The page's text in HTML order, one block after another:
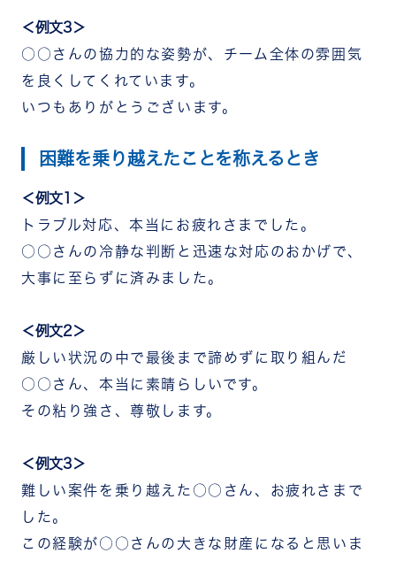
＜例文3＞
○○さんの協力的な姿勢が、チーム全体の雰囲気
を良くしてくれています。
いつもありがとうございます。
困難を乗り越えたことを称えるとき
＜例文1＞
トラブル対応、本当にお疲れさまでした。
○○さんの冷静な判断と迅速な対応のおかげで、
大事に至らずに済みました。
＜例文2＞
厳しい状況の中で最後まで諦めずに取り組んだ
○○さん、本当に素晴らしいです。
その粘り強さ、尊敬します。
＜例文3＞
難しい案件を乗り越えた○○さん、お疲れさまで
した。
この経験が○○さんの大きな財産になると思いま